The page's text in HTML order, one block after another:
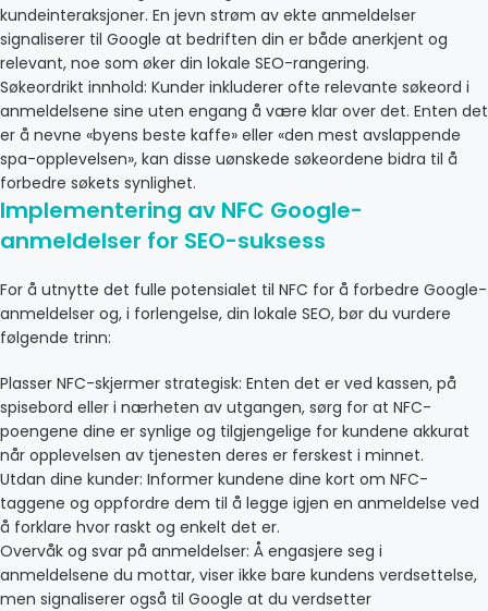
kundeinteraksjoner. En jevn strøm av ekte anmeldelser
signaliserer til Google at bedriften din er både anerkjent og
relevant, noe som øker din lokale SEO-rangering.
Søkeordrikt innhold: Kunder inkluderer ofte relevante søkeord i
anmeldelsene sine uten engang å være klar over det. Enten det
er å nevne «byens beste kaffe» eller «den mest avslappende
spa-opplevelsen», kan disse uønskede søkeordene bidra til å
forbedre søkets synlighet.
Implementering av NFC Google-
anmeldelser for SEO-suksess
For å utnytte det fulle potensialet til NFC for å forbedre Google-
anmeldelser og, i forlengelse, din lokale SEO, bør du vurdere
følgende trinn:
Plasser NFC-skjermer strategisk: Enten det er ved kassen, på
spisebord eller i nærheten av utgangen, sørg for at NFC-
poengene dine er synlige og tilgjengelige for kundene akkurat
når opplevelsen av tjenesten deres er ferskest i minnet.
Utdan dine kunder: Informer kundene dine kort om NFC-
taggene og oppfordre dem til å legge igjen en anmeldelse ved
å forklare hvor raskt og enkelt det er.
Overvåk og svar på anmeldelser: Å engasjere seg i
anmeldelsene du mottar, viser ikke bare kundens verdsettelse,
men signaliserer også til Google at du verdsetter